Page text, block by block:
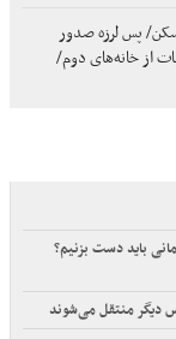
پس لرزه صدور
از خانه‌‌های دوم/
باید دست بزنیم؟
دیگر منتقل می‌شوند